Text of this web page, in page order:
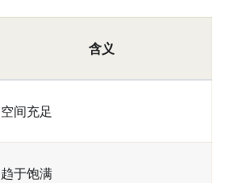
含义
空间充足
趋于饱满